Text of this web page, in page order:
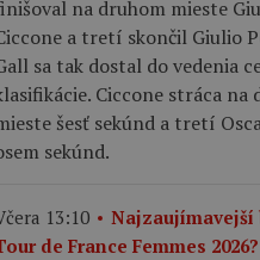
na druhom mieste
a tretí skončil Giulio
sa tak dostal do vedenia
Ciccone stráca na
šesť sekúnd a tretí
sekúnd.
13:10
Najzaujímavejší
de France Femmes